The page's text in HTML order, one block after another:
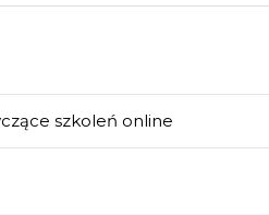
szkoleń online